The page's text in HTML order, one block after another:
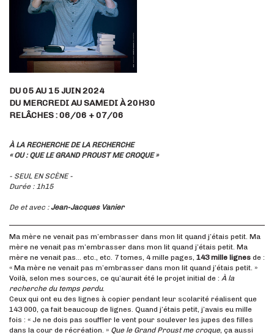
DU 05 AU 15 JUIN 2024
DU MERCREDI AU SAMEDI À 20H30
RELÂCHES : 06/06 + 07/06
À LA RECHERCHE DE LA RECHERCHE
« OU : QUE LE GRAND PROUST ME CROQUE »
- SEUL EN SCÈNE -
Durée : 1h15
De et avec :Jean-Jacques Vanier
Ma mère ne venait pas m’embrasser dans mon lit quand j’étais petit. Ma
mère ne venait pas m’embrasser dans mon lit quand j’étais petit. Ma
mère ne venait pas… etc., etc. 7 tomes, 4 mille pages, 143 mille lignes de :
« Ma mère ne venait pas m’embrasser dans mon lit quand j’étais petit. »
Voilà, selon mes sources, ce qu’aurait été le projet initial de : À la
recherche du temps perdu.
Ceux qui ont eu des lignes à copier pendant leur scolarité réalisent que
143 000, ça fait beaucoup de lignes. Quand j’étais petit, j’avais eu mille
fois : « Je ne dois pas souffler le vent pour soulever les jupes des filles
dans la cour de récréation. » Que le Grand Proust me croque, ça aussi